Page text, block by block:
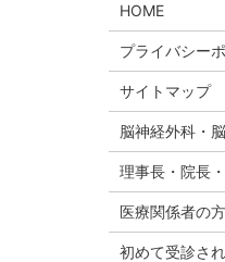
HOME
プライバシー
サイトマップ
脳神経外科・
理事長・院長
医療関係者の
初めて受診さ